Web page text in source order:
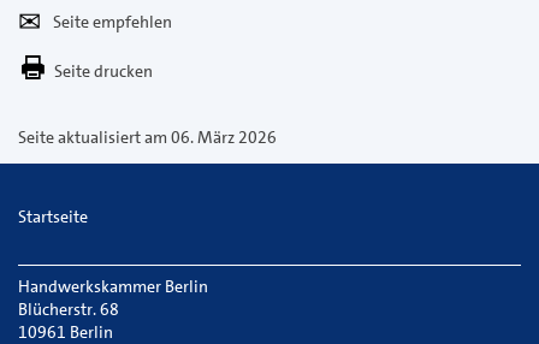
empfehlen
Per
E-
versenden
Seite drucken
Seite aktualisiert am 06. März 2026
Startseite
Handwerkskammer Berlin
Blücherstr. 68
10961 Berlin